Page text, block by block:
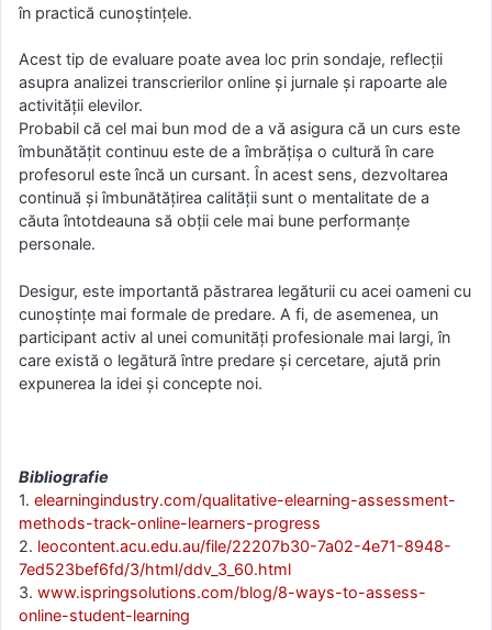
în practică cunoștințele.
Acest tip de evaluare poate avea loc prin sondaje, reflecții
asupra analizei transcrierilor online și jurnale și rapoarte ale
activității elevilor.
Probabil că cel mai bun mod de a vă asigura că un curs este
îmbunătățit continuu este de a îmbrățișa o cultură în care
profesorul este încă un cursant. În acest sens, dezvoltarea
continuă și îmbunătățirea calității sunt o mentalitate de a
căuta întotdeauna să obții cele mai bune performanțe
personale.
Desigur, este importantă păstrarea legăturii cu acei oameni cu
cunoștințe mai formale de predare. A fi, de asemenea, un
participant activ al unei comunități profesionale mai largi, în
care există o legătură între predare și cercetare, ajută prin
expunerea la idei și concepte noi.
Bibliografie
1. elearningindustry.com/qualitative-elearning-assessment-
methods-track-online-learners-progress
2. leocontent.acu.edu.au/file/22207b30-7a02-4e71-8948-
7ed523bef6fd/3/html/ddv_3_60.html
3. www.ispringsolutions.com/blog/8-ways-to-assess-
online-student-learning